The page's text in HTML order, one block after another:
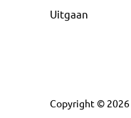
Uitgaan
Copyright © 2026